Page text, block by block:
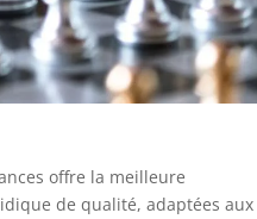
offre la meilleure
de qualité, adaptées aux